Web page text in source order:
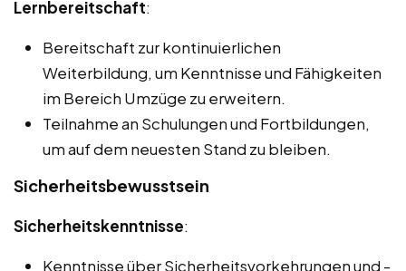
Lernbereitschaft:
Bereitschaft zur kontinuierlichen
Weiterbildung, um Kenntnisse und Fähigkeiten
im Bereich Umzüge zu erweitern.
Teilnahme an Schulungen und Fortbildungen,
um auf dem neuesten Stand zu bleiben.
Sicherheitsbewusstsein
Sicherheitskenntnisse:
Kenntnisse über Sicherheitsvorkehrungen und -